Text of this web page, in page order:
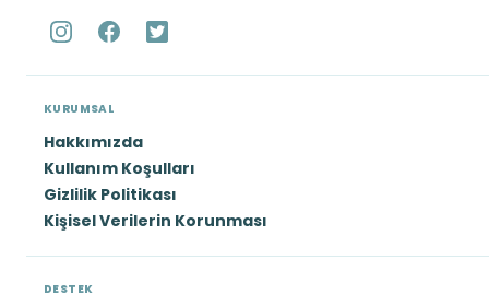
KURUMSAL
Hakkımızda
Kullanım Koşulları
Gizlilik Politikası
Kişisel Verilerin Korunması
DESTEK